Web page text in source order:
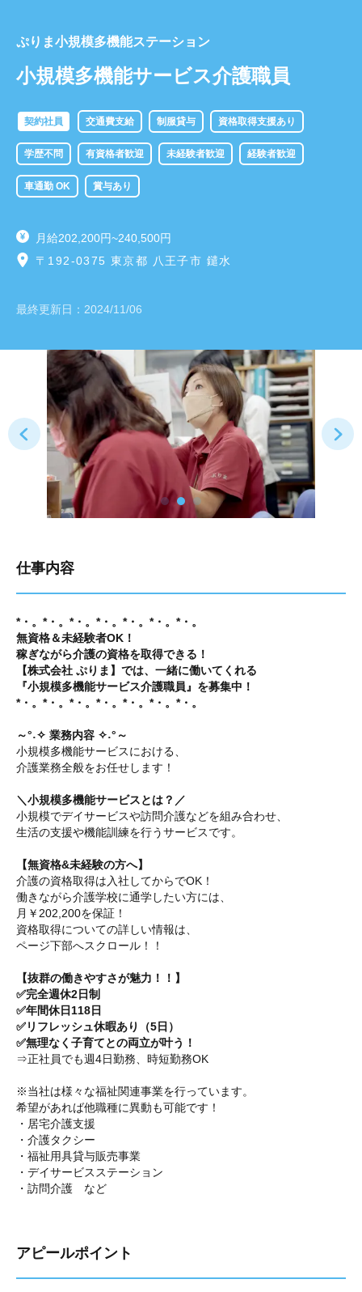
ぷりま小規模多機能ステーション
小規模多機能サービス介護職員
契約社員 交通費支給 制服貸与 資格取得支援あり
学歴不問 有資格者歓迎 未経験者歓迎 経験者歓迎
車通勤 OK 賞与あり
月給202,200円~240,500円
〒192-0375 東京都 八王子市 鑓水
最終更新日： 2024/11/06
仕事内容
*・。*・。*・。*・。*・。*・。*・。
無資格＆未経験者OK！
稼ぎながら介護の資格を取得できる！
【株式会社 ぷりま】では、一緒に働いてくれる
『小規模多機能サービス介護職員』を募集中！
*・。*・。*・。*・。*・。*・。*・。
～°˖✧ 業務内容 ✧˖°～
小規模多機能サービスにおける、
介護業務全般をお任せします！
＼小規模多機能サービスとは？／
小規模でデイサービスや訪問介護などを組み合わせ、
生活の支援や機能訓練を行うサービスです。
【無資格&未経験の方へ】
介護の資格取得は入社してからでOK！
働きながら介護学校に通学したい方には、
月￥202,200を保証！
資格取得についての詳しい情報は、
ページ下部へスクロール！！
【抜群の働きやすさが魅力！！】
✅完全週休2日制
✅年間休日118日
✅リフレッシュ休暇あり（5日）
✅無理なく子育てとの両立が叶う！
⇒正社員でも週4日勤務、時短勤務OK
※当社は様々な福祉関連事業を行っています。
希望があれば他職種に異動も可能です！
・居宅介護支援
・介護タクシー
・福祉用具貸与販売事業
・デイサービスステーション
・訪問介護 など
アピールポイント